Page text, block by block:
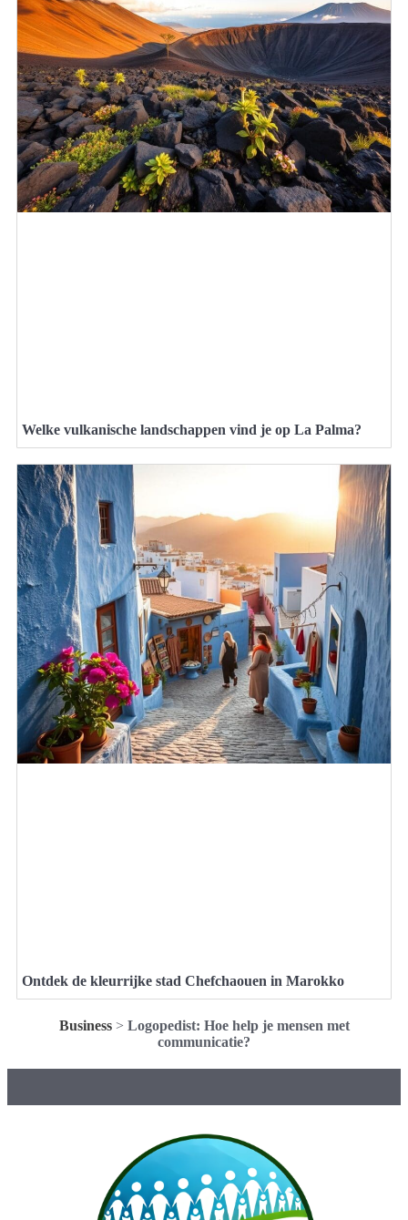
Welke vulkanische landschappen vind je op La Palma?
Ontdek de kleurrijke stad Chefchaouen in Marokko
Business> Logopedist: Hoe help je mensen met
communicatie?